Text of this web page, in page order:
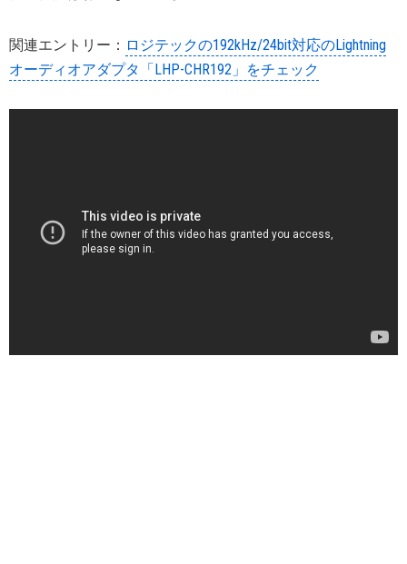
関連エントリー： ロジテックの192kHz/24bit対応のLightning
オーディオアダプタ「LHP-CHR192」をチェック